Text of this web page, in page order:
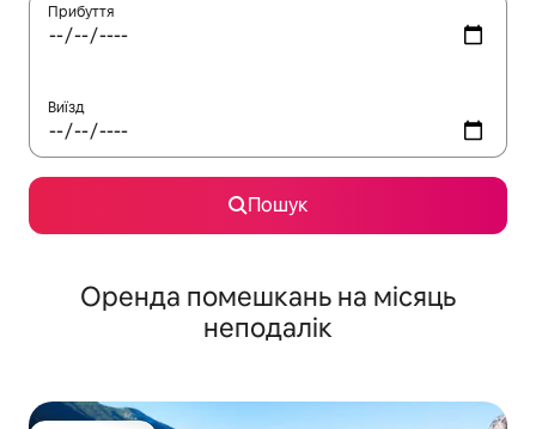
Прибуття
Виїзд
Пошук
Оренда помешкань на місяць
неподалік